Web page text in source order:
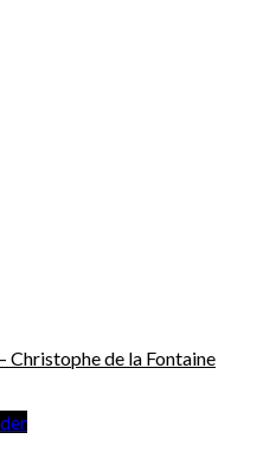
Christophe de la Fontaine